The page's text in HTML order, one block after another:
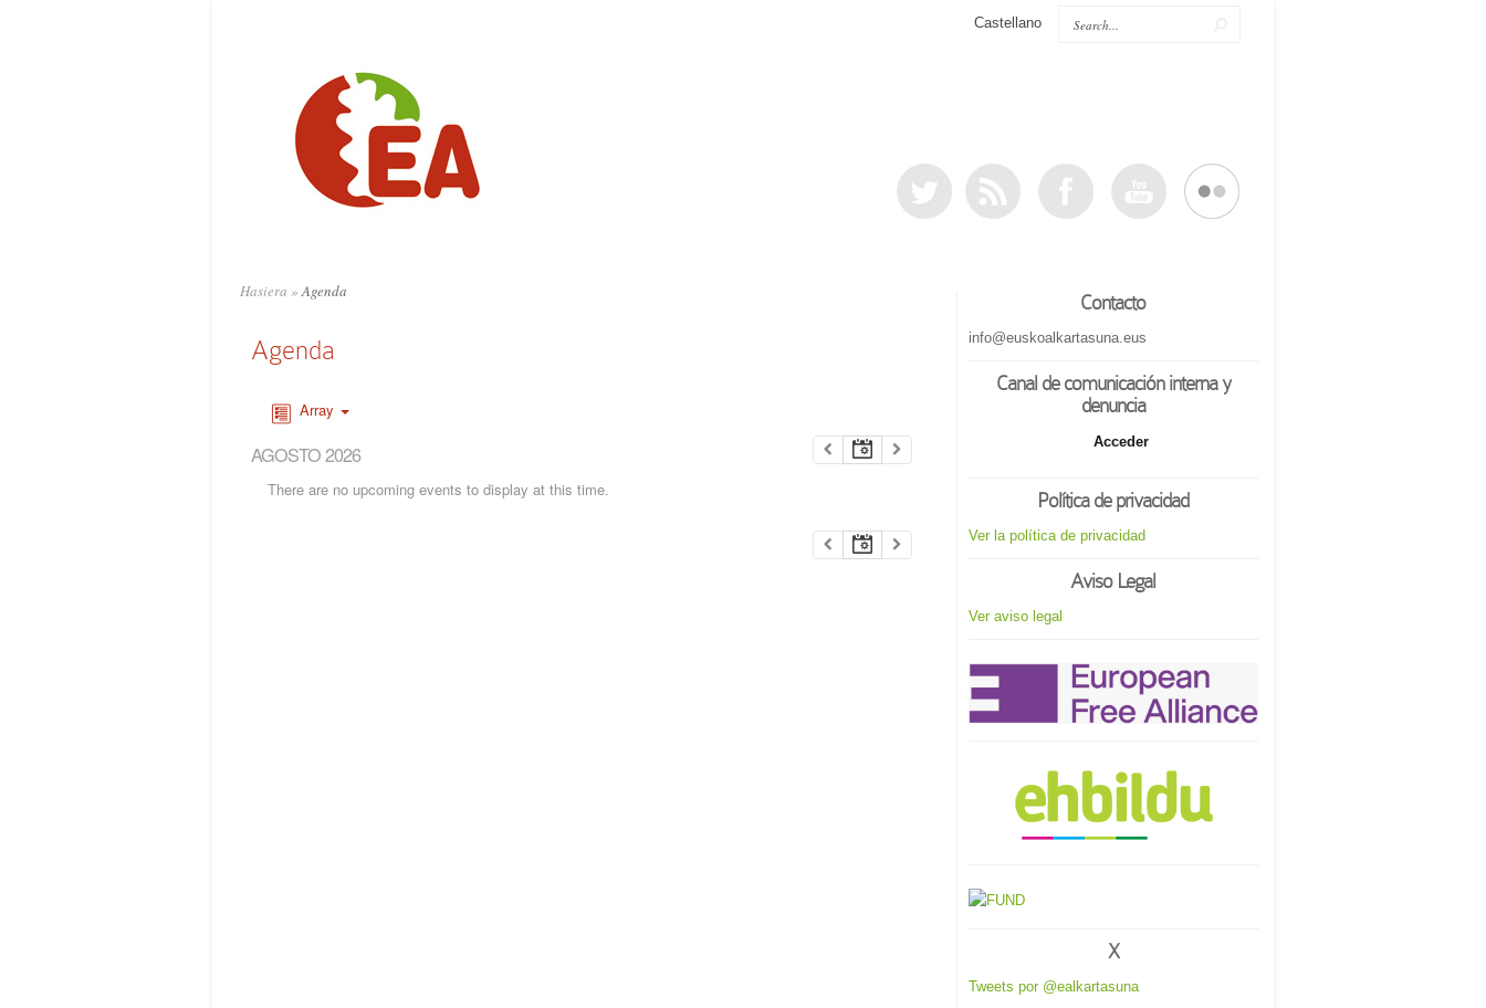
Castellano
Hasiera »Agenda
Agenda
Array
AGOSTO 2026
There are no upcoming events to display at this time.
Contacto
info@euskoalkartasuna.eus
Canal de comunicación interna y
denuncia
Acceder
Política de privacidad
Ver la política de privacidad
Aviso Legal
Ver aviso legal
X
Tweets por @ealkartasuna